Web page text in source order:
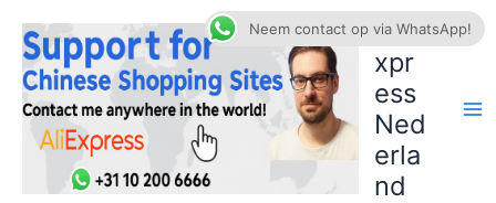
naar
inhoud
AliE
xpr
ess
Ned
erla
nd
Neem contact op via WhatsApp!